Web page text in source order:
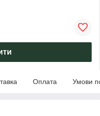
Оплата Умови